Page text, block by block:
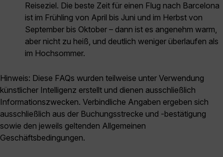
Reiseziel. Die beste Zeit für einen Flug nach Barcelona
ist im Frühling von April bis Juni und im Herbst von
September bis Oktober – dann ist es angenehm warm,
aber nicht zu heiß, und deutlich weniger überlaufen als
im Hochsommer.
Hinweis: Diese FAQs wurden teilweise unter Verwendung
künstlicher Intelligenz erstellt und dienen ausschließlich
Informationszwecken. Verbindliche Angaben ergeben sich
ausschließlich aus der Buchungsstrecke und -bestätigung
sowie den jeweils geltenden Allgemeinen
Geschäftsbedingungen.